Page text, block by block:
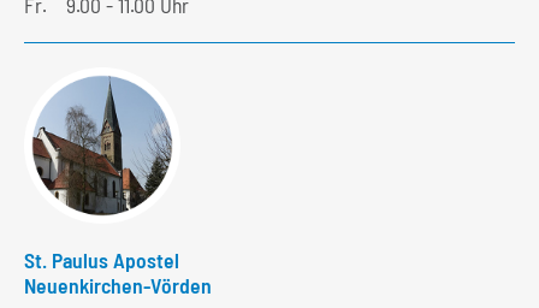
St. Paulus Apostel
Neuenkirchen-Vörden